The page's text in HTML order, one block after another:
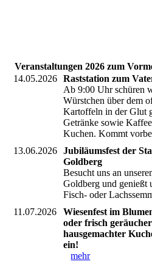
Veranstaltungen 2026 zum
14.05.2026
Raststation zum
Ab 9:00 Uhr schüren
Würstchen über dem
Kartoffeln in der Glut
Getränke sowie
Kuchen. Kommt
13.06.2026
Jubiläumsfest der
Goldberg
Besucht uns an
Goldberg und genießt
Fisch- oder
11.07.2026
Wiesenfest im
oder frisch
hausgemachter
ein!
mehr